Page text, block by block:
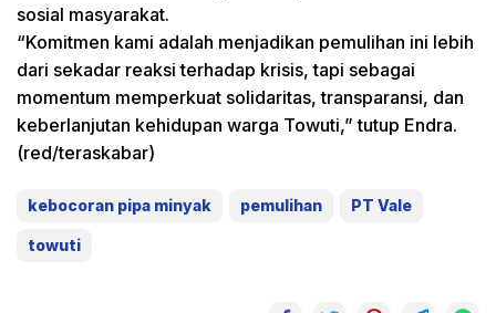
sosial masyarakat.
“Komitmen kami adalah menjadikan pemulihan ini lebih
dari sekadar reaksi terhadap krisis, tapi sebagai
momentum memperkuat solidaritas, transparansi, dan
keberlanjutan kehidupan warga Towuti,” tutup Endra.
(red/teraskabar)
kebocoran pipa minyak pemulihan PT Vale
towuti